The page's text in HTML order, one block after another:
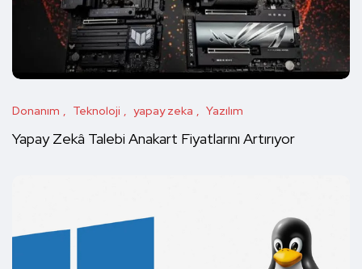
Donanım Teknoloji yapay zeka Yazılım
Yapay Zekâ Talebi Anakart Fiyatlarını Artırıyor